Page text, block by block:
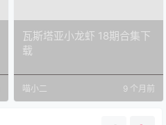
瓦斯塔亚小龙虾 18期合集下
载
喵小二 9 个月前